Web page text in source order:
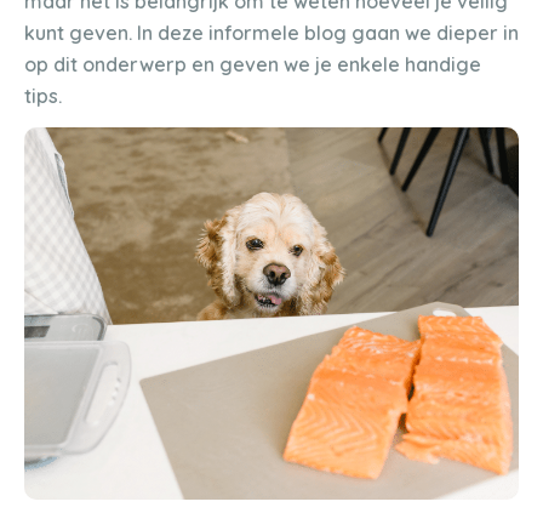
kunt geven. In deze informele blog gaan we dieper in
op dit onderwerp en geven we je enkele handige
tips.